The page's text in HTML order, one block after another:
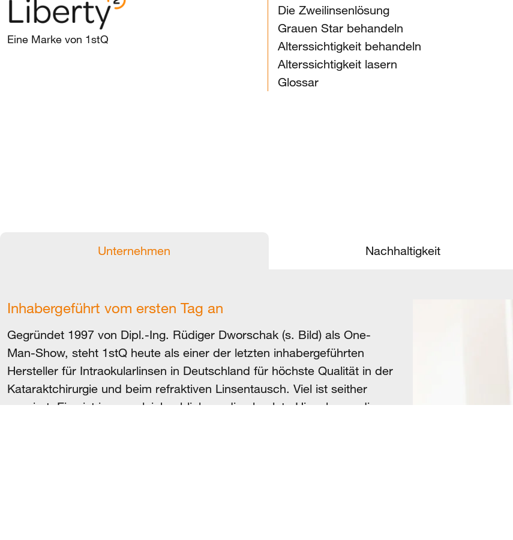
Eine Marke von 1stQ
Die Zweilinsenlösung
Grauen Star behandeln
Alterssichtigkeit behandeln
Alterssichtigkeit lasern
Glossar
Unternehmen Nachhaltigkeit
Inhabergeführt vom ersten Tag an
Gegründet 1997 von Dipl.-Ing. Rüdiger Dworschak (s. Bild) als One-
Man-Show, steht 1stQ heute als einer der letzten inhabergeführten
Hersteller für Intraokularlinsen in Deutschland für höchste Qualität in der
Kataraktchirurgie und beim refraktiven Linsentausch. Viel ist seither
passiert. Eins ist immer gleichgeblieben: die absolute Hingabe an die